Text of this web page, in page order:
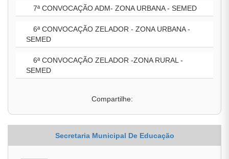
7ª CONVOCAÇÃO ADM- ZONA URBANA - SEMED
6ª CONVOCAÇÃO ZELADOR - ZONA URBANA -
SEMED
6ª CONVOCAÇÃO ZELADOR -ZONA RURAL -
SEMED
Compartilhe:
Secretaria Municipal De Educação